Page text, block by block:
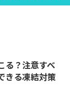
る？注意すべ
きる凍結対策